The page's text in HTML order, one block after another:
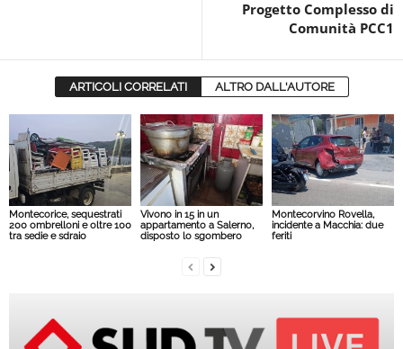
Progetto Complesso di
Comunità PCC1
ARTICOLI CORRELATI ALTRO DALL'AUTORE
Montecorice, sequestrati
200 ombrelloni e oltre 100
tra sedie e sdraio
Vivono in 15 in un
appartamento a Salerno,
disposto lo sgombero
Montecorvino Rovella,
incidente a Macchia: due
feriti